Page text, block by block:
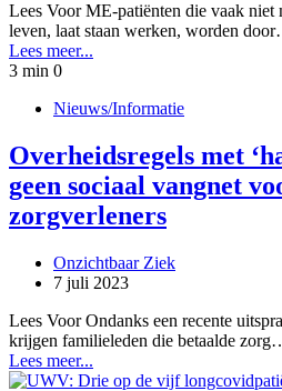
Lees Voor ME-patiënten die vaak niet
leven, laat staan werken, worden
Lees meer...
3 min 0
Nieuws/Informatie
Overheidsregels met
geen sociaal vangnet
zorgverleners
Onzichtbaar Ziek
7 juli 2023
Lees Voor Ondanks een recente
krijgen familieleden die betaalde
Lees meer...